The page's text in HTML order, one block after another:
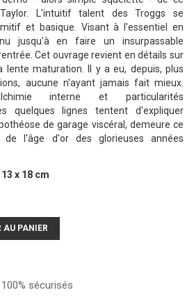
L'intuitif talent des Troggs se
et basique. Visant à l'essentiel en
jusqu'à en faire un insurpassable
Cet ouvrage revient en détails sur
lente maturation. Il y a eu, depuis, plus
aucune n'ayant jamais fait mieux.
interne et particularités
quelques lignes tentent d'expliquer
de garage viscéral, demeure ce
de l'âge d'or des glorieuses années
x 18 cm
AU PANIER
sécurisés